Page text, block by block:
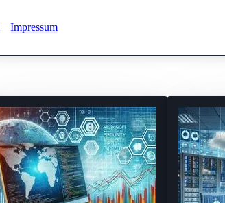
Impressum